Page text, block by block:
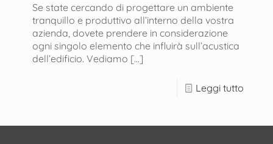
Se state cercando di progettare un ambiente
tranquillo e produttivo all’interno della vostra
azienda, dovete prendere in considerazione
ogni singolo elemento che influirà sull’acustica
dell’edificio. Vediamo […]
Leggi tutto